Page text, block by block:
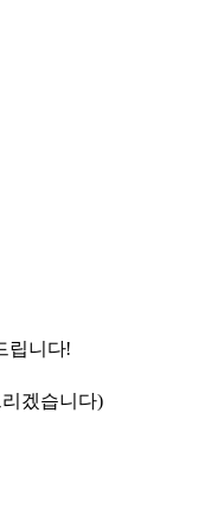
립니다!
겠습니다)